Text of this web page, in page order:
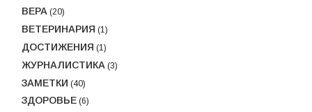
ВЕРА (20)
ВЕТЕРИНАРИЯ (1)
ДОСТИЖЕНИЯ (1)
ЖУРНАЛИСТИКА (3)
ЗАМЕТКИ (40)
ЗДОРОВЬЕ (6)